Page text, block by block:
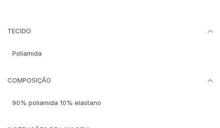
TECIDO
Poliamida
COMPOSIÇÃO
90% poliamida 10% elastano